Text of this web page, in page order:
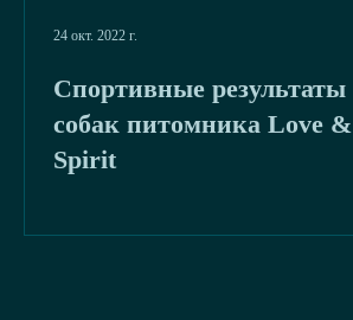
Спортивные результаты
собак питомника Love &
Spirit
24 окт. 2022 г.